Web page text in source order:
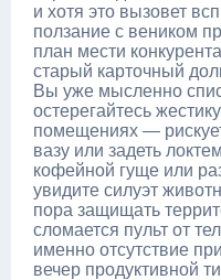
и хотя это вызовет
ползание с веником
план мести
старый карточный
Вы уже мысленно
остерегайтесь
помещениях —
вазу или задеть
кофейной гуще или
увидите силуэт
пора защищать
сломается пульт от
именно отсутствие
вечер продуктивной